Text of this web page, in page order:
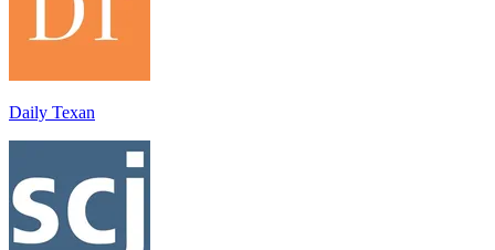
Daily Texan